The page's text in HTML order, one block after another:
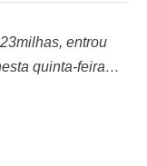
entrou
quinta-feira